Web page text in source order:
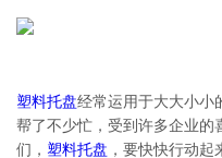
塑料托盘经常运用于大大小小
帮了不少忙，受到许多企业的
们， 塑料托盘 ，要快快行动起